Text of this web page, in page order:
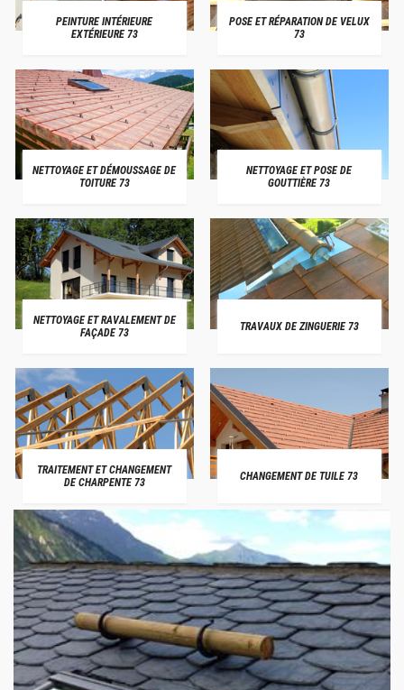
PEINTURE INTÉRIEURE
EXTÉRIEURE 73
POSE ET RÉPARATION DE VELUX
73
NETTOYAGE ET DÉMOUSSAGE DE
TOITURE 73
NETTOYAGE ET POSE DE
GOUTTIÈRE 73
NETTOYAGE ET RAVALEMENT DE
FAÇADE 73
TRAVAUX DE ZINGUERIE 73
TRAITEMENT ET CHANGEMENT
DE CHARPENTE 73
CHANGEMENT DE TUILE 73